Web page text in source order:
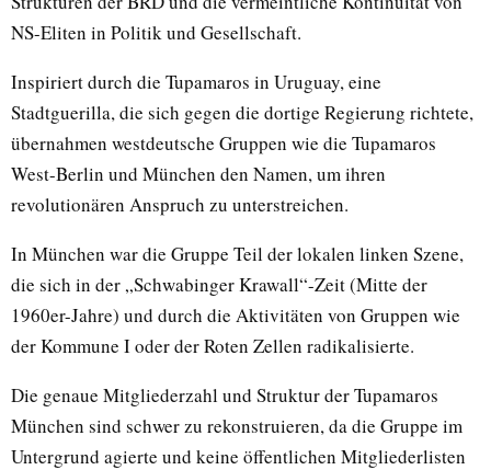
NS-Eliten in Politik und Gesellschaft.
Inspiriert durch die Tupamaros in Uruguay, eine
Stadtguerilla, die sich gegen die dortige Regierung richtete,
übernahmen westdeutsche Gruppen wie die Tupamaros
West-Berlin und München den Namen, um ihren
revolutionären Anspruch zu unterstreichen.
In München war die Gruppe Teil der lokalen linken Szene,
die sich in der „Schwabinger Krawall“-Zeit (Mitte der
1960er-Jahre) und durch die Aktivitäten von Gruppen wie
der Kommune I oder der Roten Zellen radikalisierte.
Die genaue Mitgliederzahl und Struktur der Tupamaros
München sind schwer zu rekonstruieren, da die Gruppe im
Untergrund agierte und keine öffentlichen Mitgliederlisten